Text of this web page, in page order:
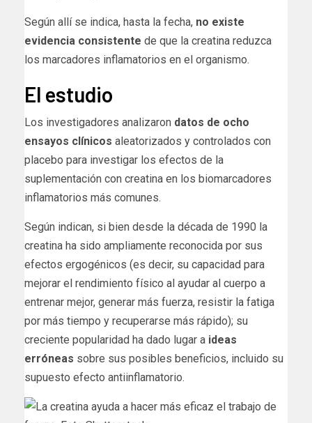
Según allí se indica, hasta la fecha, no existe
evidencia consistente de que la creatina reduzca
los marcadores inflamatorios en el organismo.
El estudio
Los investigadores analizaron datos de ocho
ensayos clínicos aleatorizados y controlados con
placebo para investigar los efectos de la
suplementación con creatina en los biomarcadores
inflamatorios más comunes.
Según indican, si bien desde la década de 1990 la
creatina ha sido ampliamente reconocida por sus
efectos ergogénicos (es decir, su capacidad para
mejorar el rendimiento físico al ayudar al cuerpo a
entrenar mejor, generar más fuerza, resistir la fatiga
por más tiempo y recuperarse más rápido); su
creciente popularidad ha dado lugar a ideas
erróneas sobre sus posibles beneficios, incluido su
supuesto efecto antiinflamatorio.